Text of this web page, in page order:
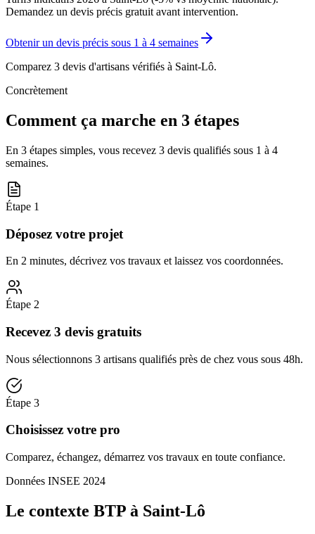
Demandez un devis précis gratuit avant intervention.
Obtenir un devis précis sous 1 à 4 semaines
Comparez 3 devis d'artisans vérifiés à Saint-Lô.
Concrètement
Comment ça marche en 3 étapes
En 3 étapes simples, vous recevez 3 devis qualifiés sous 1 à 4
semaines.
Étape 1
Déposez votre projet
En 2 minutes, décrivez vos travaux et laissez vos coordonnées.
Étape 2
Recevez 3 devis gratuits
Nous sélectionnons 3 artisans qualifiés près de chez vous sous 48h.
Étape 3
Choisissez votre pro
Comparez, échangez, démarrez vos travaux en toute confiance.
Données INSEE 2024
Le contexte BTP à Saint-Lô